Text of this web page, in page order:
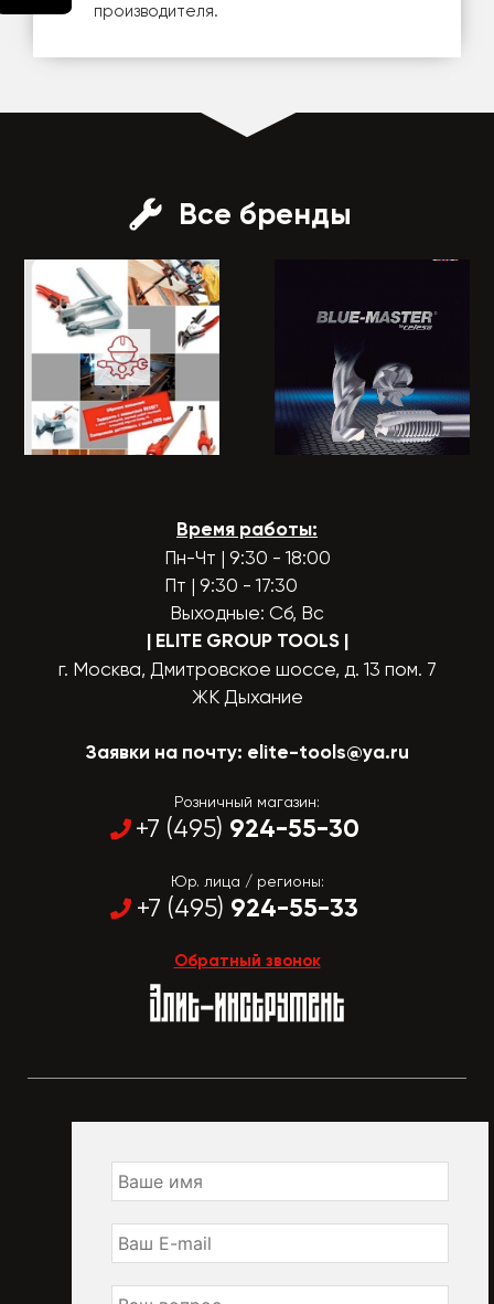
производителя.
Все бренды
Время работы:
Пн-Чт | 9:30 - 18:00
Пт | 9:30 - 17:30
Выходные: Сб, Вс
| ELITE GROUP TOOLS |
г. Москва, Дмитровское шоссе, д. 13 пом. 7
ЖК Дыхание
Заявки на почту: elite-tools@ya.ru
Розничный магазин:
+7 (495) 924-55-30
Юр. лица / регионы:
+7 (495) 924-55-33
Обратный звонок